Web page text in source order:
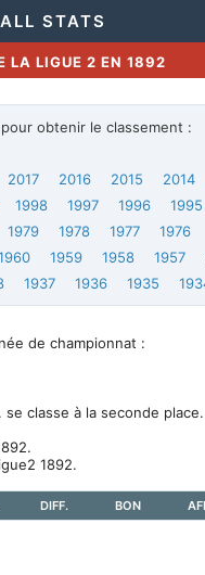
STATS
LA LIGUE 2 EN 1892
obtenir le classement :
2017 2016 2015 2014
1998 1997 1996 1995
1979 1978 1977 1976
1959 1958 1957
1937 1936 1935
de championnat :
classe à la seconde
1892.
DIFF. BON